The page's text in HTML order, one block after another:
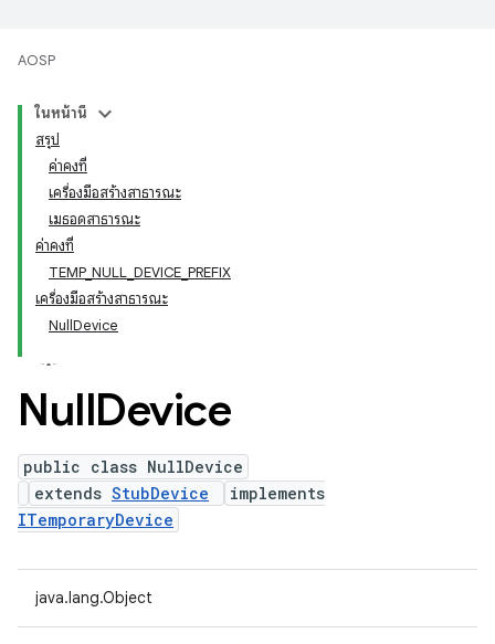
AOSP
ในหน้านี้
สรุป
ค่าคงที่
เครื่องมือสร้างสาธารณะ
เมธอดสาธารณะ
ค่าคงที่
TEMP_NULL_DEVICE_PREFIX
เครื่องมือสร้างสาธารณะ
NullDevice
NullDevice
public class NullDevice
extends StubDevice
implements
ITemporaryDevice
java.lang.Object